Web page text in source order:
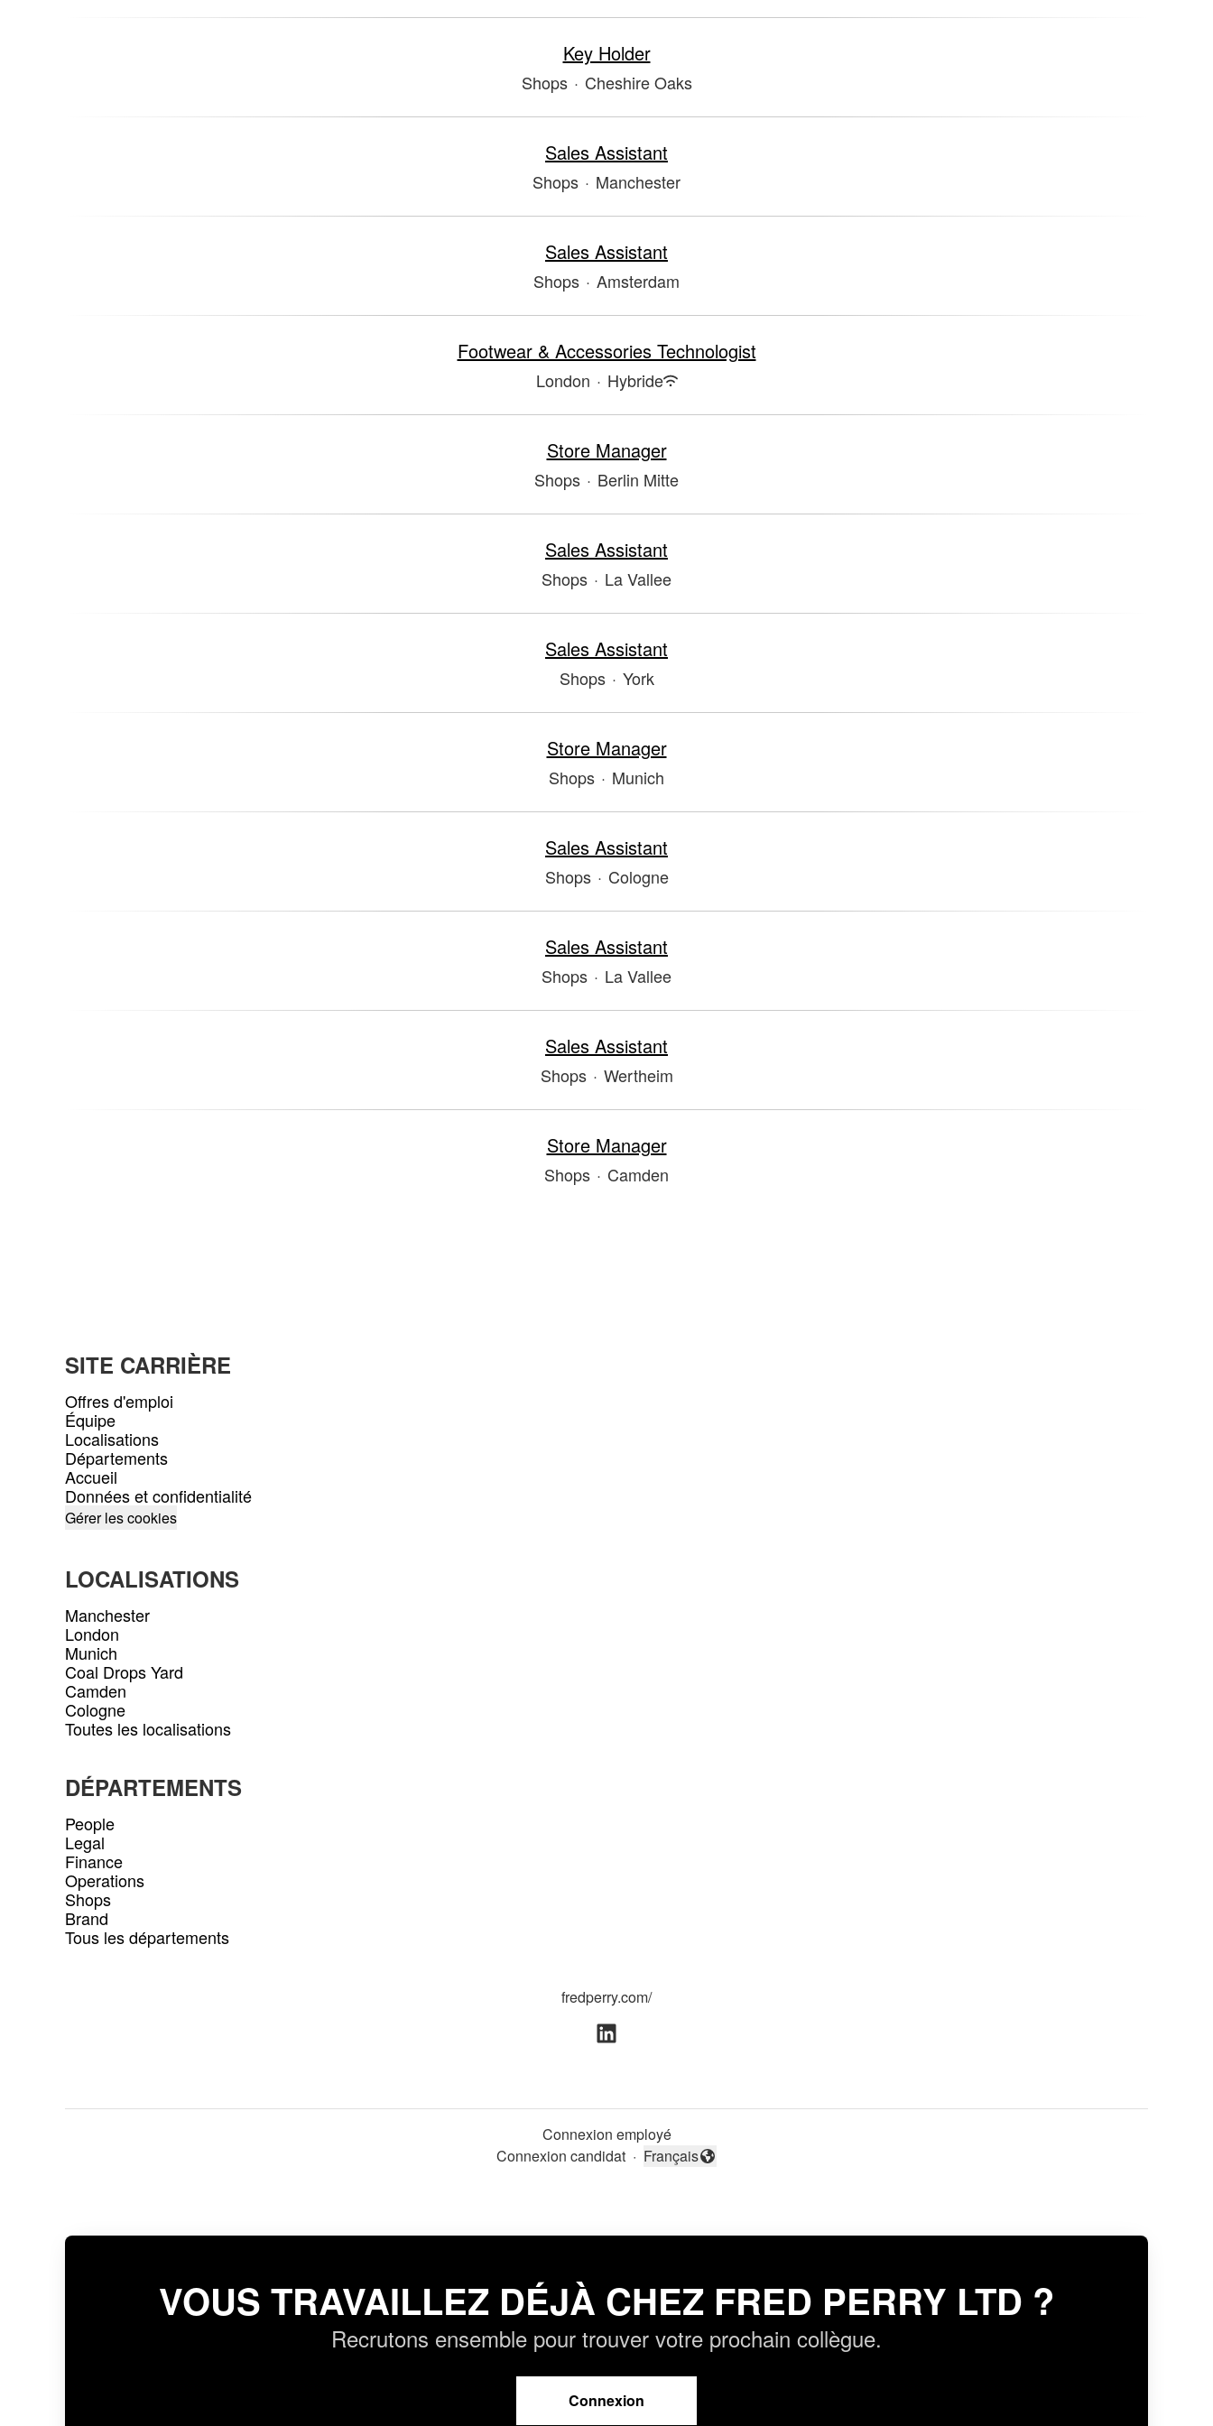
Key Holder
Shops · Cheshire Oaks
Sales Assistant
Shops · Manchester
Sales Assistant
Shops · Amsterdam
Footwear & Accessories Technologist
London · Hybride
Store Manager
Shops · Berlin Mitte
Sales Assistant
Shops · La Vallee
Sales Assistant
Shops · York
Store Manager
Shops · Munich
Sales Assistant
Shops · Cologne
Sales Assistant
Shops · La Vallee
Sales Assistant
Shops · Wertheim
Store Manager
Shops · Camden
SITE CARRIÈRE
Offres d'emploi
Équipe
Localisations
Départements
Accueil
Données et confidentialité
Gérer les cookies
LOCALISATIONS
Manchester
London
Munich
Coal Drops Yard
Camden
Cologne
Toutes les localisations
DÉPARTEMENTS
People
Legal
Finance
Operations
Shops
Brand
Tous les départements
fredperry.com/
Connexion employé
Connexion candidat · Changer la langue
Français
VOUS TRAVAILLEZ DÉJÀ CHEZ FRED PERRY LTD ?
Recrutons ensemble pour trouver votre prochain collègue.
Connexion